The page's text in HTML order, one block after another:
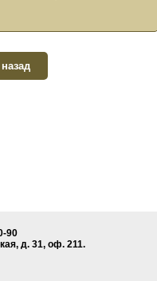
90
д. 31, oф. 211.